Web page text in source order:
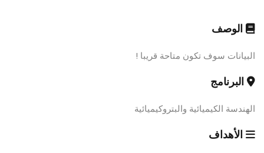
الوصف
البيانات سوف تكون متاحة قريبا !
البرنامج
الهندسة الكيميائية والبتروكيميائية
الأهداف